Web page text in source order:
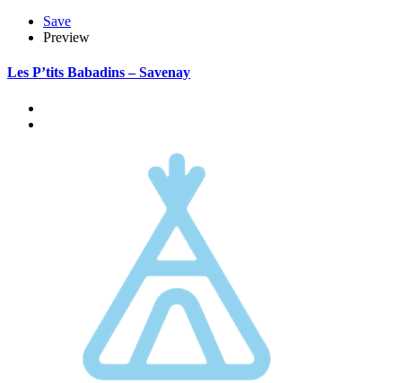
Save
Preview
Les P’tits Babadins – Savenay